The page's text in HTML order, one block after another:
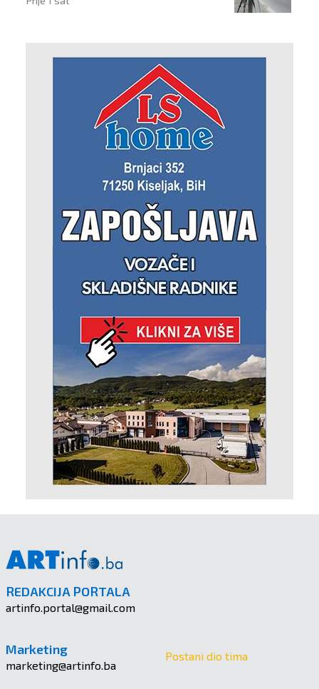
REDAKCIJA PORTALA
artinfo.portal@gmail.com
Marketing
marketing@artinfo.ba
Postani dio tima